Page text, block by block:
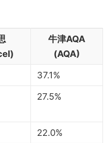
牛津AQA
(AQA)
37.1%
27.5%
22.0%